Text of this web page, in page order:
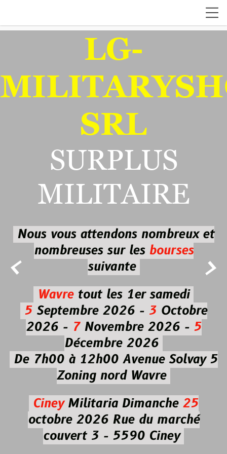
 
LG-
SRL
SURPLUS
MILITAIRE
Nous vous attendons nombreux et
nombreuses sur les bourses
suivante
Wavretout les 1er samedi
5Septembre 2026 - 3Octobre
2026 -7Novembre 2026 - 5
Décembre 2026
De 7h00 à 12h00 Avenue Solvay 5
Zoning nord Wavre
CineyMilitaria Dimanche 25
octobre 2026Rue du marché
couvert 3 - 5590 Ciney